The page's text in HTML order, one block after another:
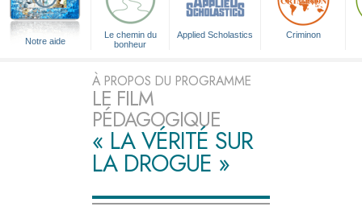
Notre aide
Le chemin du
bonheur
Applied Scholastics Criminon
À PROPOS DU PROGRAMME
LE FILM
PÉDAGOGIQUE
« LA VÉRITÉ SUR
LA DROGUE »